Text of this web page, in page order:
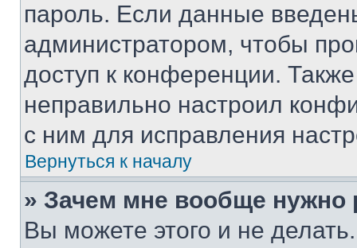
пароль. Если данные
администратором, чтобы
доступ к конференции.
неправильно настроил
с ним для исправления
Вернуться к началу
» Зачем мне вообще нужно
Вы можете этого и не